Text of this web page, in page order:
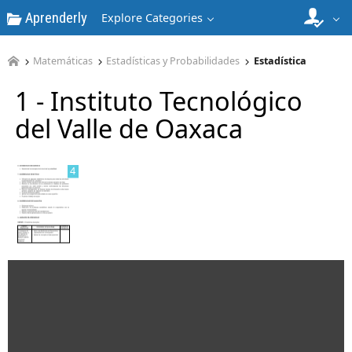
Aprenderly Explore Categories
Matemáticas Estadísticas y Probabilidades Estadística
1 - Instituto Tecnológico
del Valle de Oaxaca
3
4